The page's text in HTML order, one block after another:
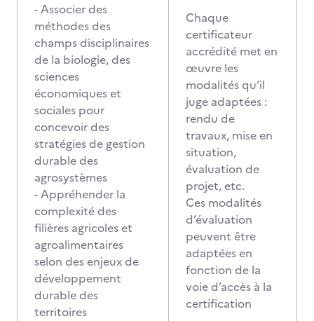
- Associer des
méthodes des
champs disciplinaires
de la biologie, des
sciences
économiques et
sociales pour
concevoir des
stratégies de gestion
durable des
agrosystèmes
- Appréhender la
complexité des
filières agricoles et
agroalimentaires
selon des enjeux de
développement
durable des
territoires
Chaque
certificateur
accrédité met en
œuvre les
modalités qu’il
juge adaptées :
rendu de
travaux, mise en
situation,
évaluation de
projet, etc.
Ces modalités
d’évaluation
peuvent être
adaptées en
fonction de la
voie d’accès à la
certification